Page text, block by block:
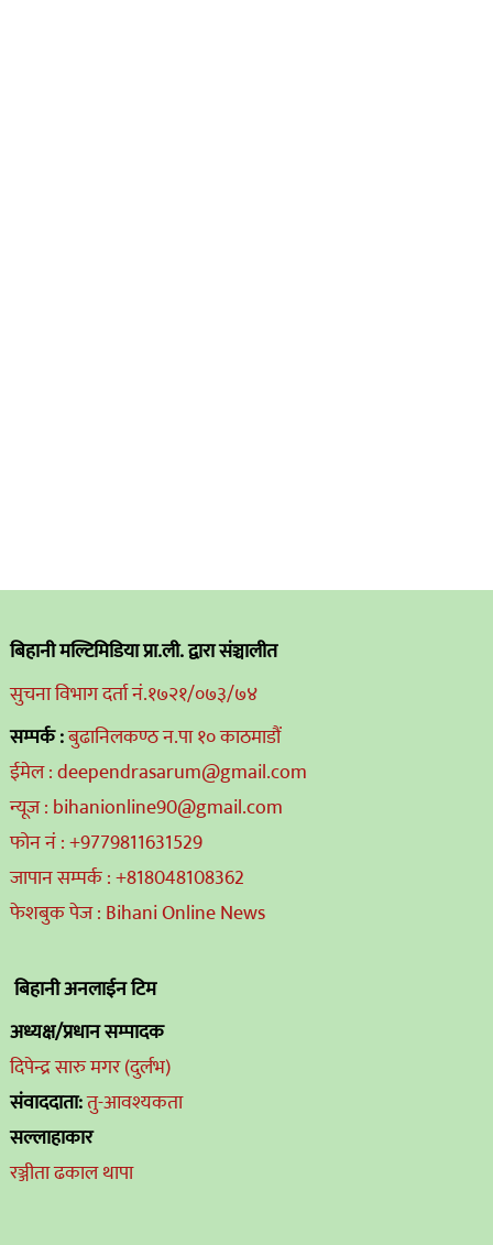
बिहानी मल्टिमिडिया प्रा.ली. द्वारा संञ्चालीत
सुचना विभाग दर्ता नं.१७२१/०७३/७४
सम्पर्क :बुढानिलकण्ठ न.पा १० काठमाडौं
ईमेल : deependrasarum@gmail.com
न्यूज : bihanionline90@gmail.com
फोन नं : +9779811631529
जापान सम्पर्क : +818048108362
फेशबुक पेज : Bihani Online News
बिहानी अनलाईन टिम
अध्यक्ष/प्रधान सम्पादक
दिपेन्द्र सारु मगर (दुर्लभ)
संवाददाता:तु-आवश्यकता
सल्लाहाकार
रञ्जीता ढकाल थापा